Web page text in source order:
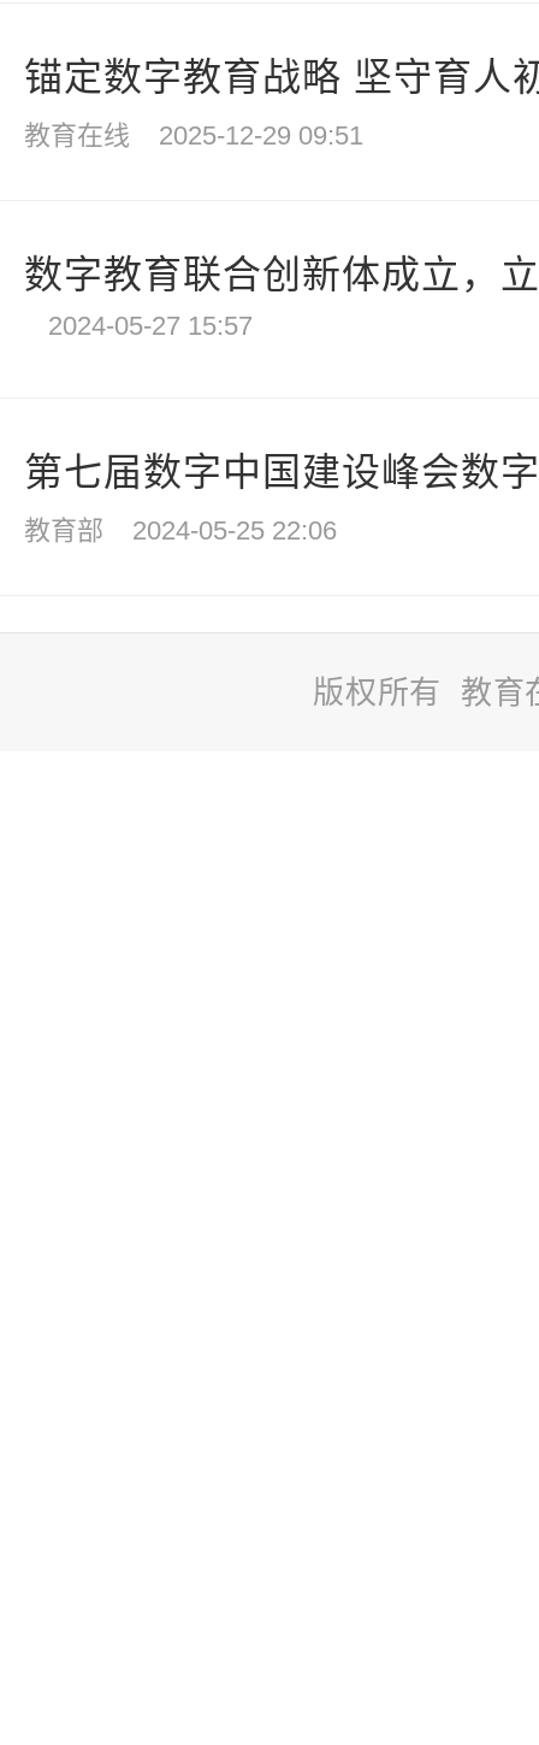
锚定数字教育战略 坚守育
教育在线 2025-12-29 09:51
数字教育联合创新体成立，
2024-05-27 15:57
第七届数字中国建设峰会数
教育部 2024-05-25 22:06
版权所有 教育